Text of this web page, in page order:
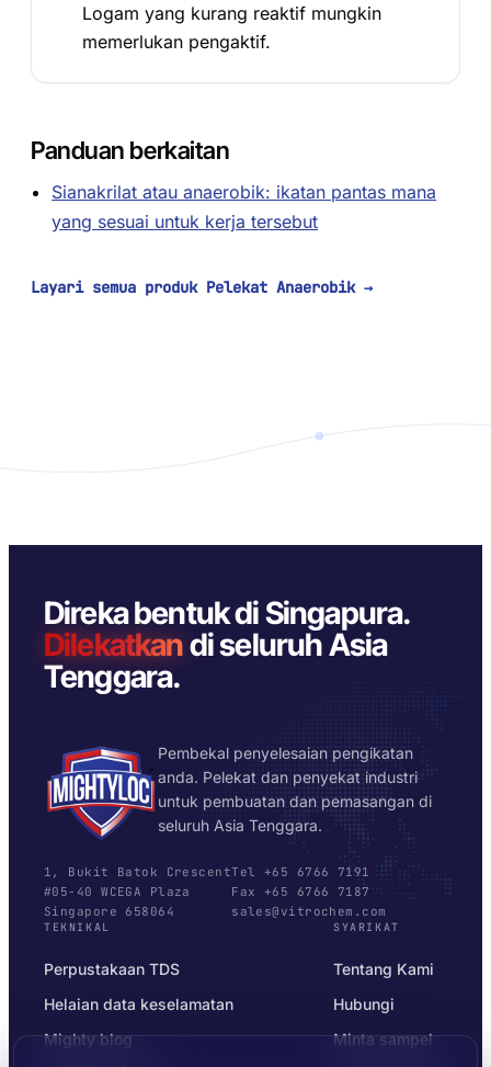
Logam yang kurang reaktif mungkin
memerlukan pengaktif.
Panduan berkaitan
Sianakrilat atau anaerobik: ikatan pantas mana
yang sesuai untuk kerja tersebut
Layari semua produk Pelekat Anaerobik →
Direka bentuk di Singapura.
Dilekatkandi seluruh Asia
Tenggara.
Pembekal penyelesaian pengikatan
anda. Pelekat dan penyekat industri
untuk pembuatan dan pemasangan di
seluruh Asia Tenggara.
1, Bukit Batok Crescent
#05-40 WCEGA Plaza
Singapore 658064
Tel +65 6766 7191
Fax +65 6766 7187
sales@vitrochem.com
TEKNIKAL
Perpustakaan TDS
Helaian data keselamatan
Mighty blog
SYARIKAT
Tentang Kami
Hubungi
Minta sampel